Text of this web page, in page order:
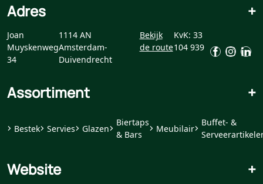
Adres +
Joan
Muyskenweg
34
1114 AN
Amsterdam-
Duivendrecht
Bekijk
de route
KvK: 33
104 939
Assortiment +
Bestek Servies Glazen
Biertaps
& Bars
Meubilair
Buffet- &
Website +